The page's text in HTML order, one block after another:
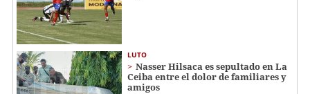
LUTO
Nasser Hilsaca es sepultado en La
Ceiba entre el dolor de familiares y
amigos